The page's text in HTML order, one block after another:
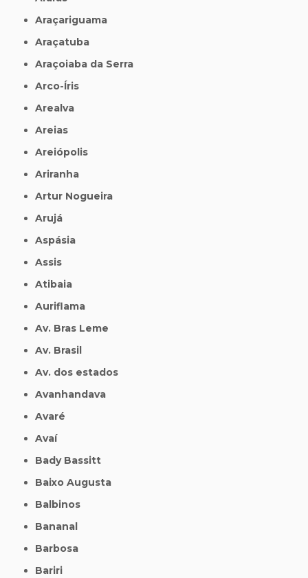
Araçariguama
Araçatuba
Araçoiaba da Serra
Arco-Íris
Arealva
Areias
Areiópolis
Ariranha
Artur Nogueira
Arujá
Aspásia
Assis
Atibaia
Auriflama
Av. Bras Leme
Av. Brasil
Av. dos estados
Avanhandava
Avaré
Avaí
Bady Bassitt
Baixo Augusta
Balbinos
Bananal
Barbosa
Bariri